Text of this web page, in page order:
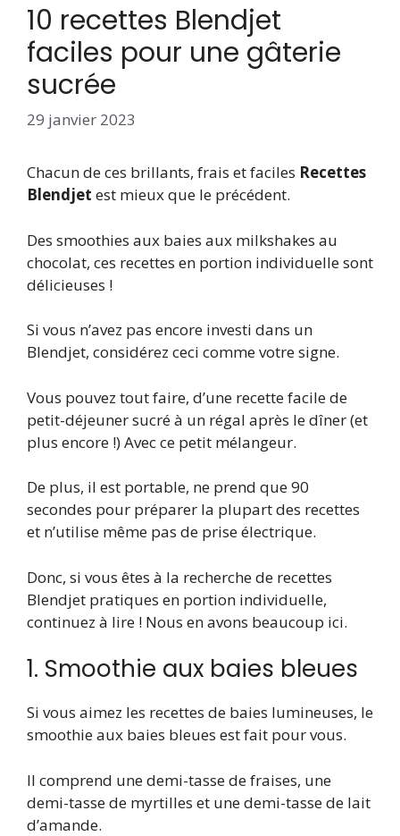
10 recettes Blendjet
faciles pour une gâterie
sucrée
29 janvier 2023
Chacun de ces brillants, frais et faciles Recettes
Blendjet est mieux que le précédent.
Des smoothies aux baies aux milkshakes au
chocolat, ces recettes en portion individuelle sont
délicieuses !
Si vous n’avez pas encore investi dans un
Blendjet, considérez ceci comme votre signe.
Vous pouvez tout faire, d’une recette facile de
petit-déjeuner sucré à un régal après le dîner (et
plus encore !) Avec ce petit mélangeur.
De plus, il est portable, ne prend que 90
secondes pour préparer la plupart des recettes
et n’utilise même pas de prise électrique.
Donc, si vous êtes à la recherche de recettes
Blendjet pratiques en portion individuelle,
continuez à lire ! Nous en avons beaucoup ici.
1. Smoothie aux baies bleues
Si vous aimez les recettes de baies lumineuses, le
smoothie aux baies bleues est fait pour vous.
Il comprend une demi-tasse de fraises, une
demi-tasse de myrtilles et une demi-tasse de lait
d’amande.